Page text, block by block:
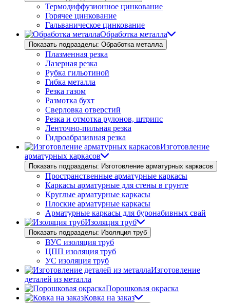
Термодиффузионное цинкование
Горячее цинкование
Гальваническое цинкование
Обработка металла
Показать подразделы: Обработка металла
Плазменная резка
Лазерная резка
Рубка гильотиной
Гибка металла
Резка газом
Размотка бухт
Сверловка отверстий
Резка и отмотка рулонов, штрипс
Ленточно-пильная резка
Гидроабразивная резка
Изготовление
арматурных каркасов
Показать подразделы: Изготовление арматурных каркасов
Пространственные арматурные каркасы
Каркасы арматурные для стены в грунте
Круглые арматурные каркасы
Плоские арматурные каркасы
Арматурные каркасы для буронабивных свай
Изоляция труб
Показать подразделы: Изоляция труб
ВУС изоляция труб
ЦПП изоляция труб
УС изоляция труб
Изготовление
деталей из металла
Порошковая окраска
Ковка на заказ